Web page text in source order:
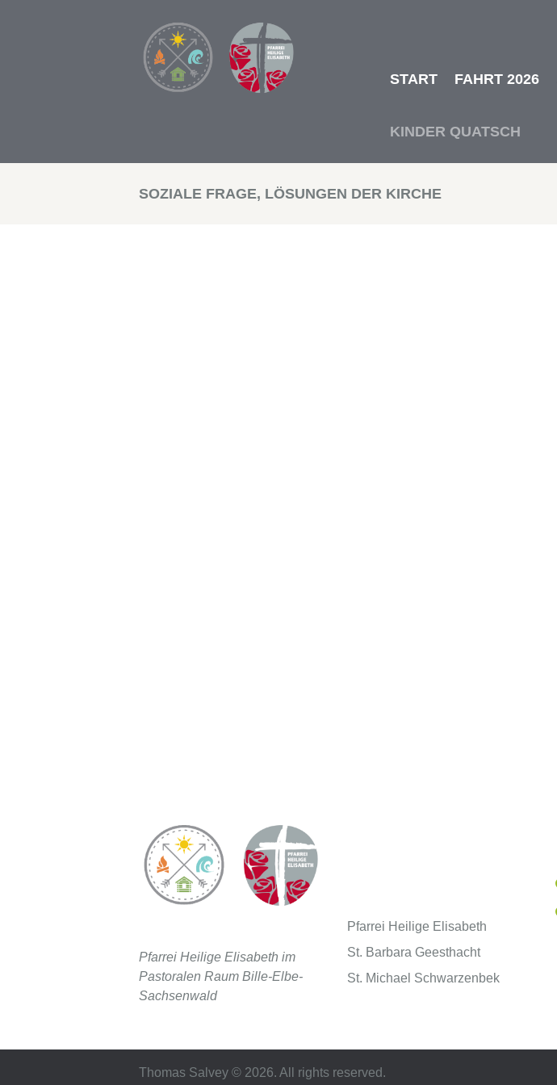
START FAHRT 2026
KINDER QUATSCH
SOZIALE FRAGE, LÖSUNGEN DER KIRCHE
Pfarrei Heilige Elisabeth im
Pastoralen Raum Bille-Elbe-
Sachsenwald
Pfarrei Heilige Elisabeth
St. Barbara Geesthacht
St. Michael Schwarzenbek
Thomas Salvey © 2026. All rights reserved.